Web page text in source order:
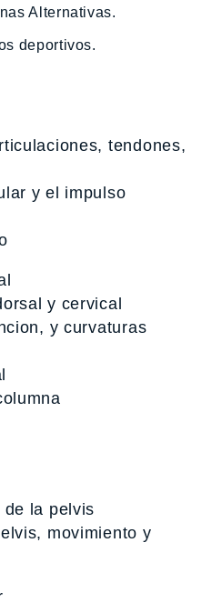
Alternativas.
deportivos.
tendones,
y el impulso
y cervical
y curvaturas
la pelvis
movimiento y